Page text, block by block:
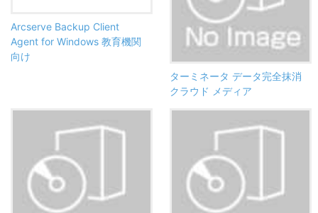
Arcserve Backup Client
Agent for Windows 教育機関
向け
ターミネータ データ完全抹消
クラウド メディア